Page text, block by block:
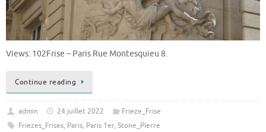
Views: 102Frise – Paris Rue Montesquieu 8.
Continue reading
admin 24 juillet 2022
Frieze_Frise
Friezes_Frises, Paris, Paris 1er, Stone_Pierre